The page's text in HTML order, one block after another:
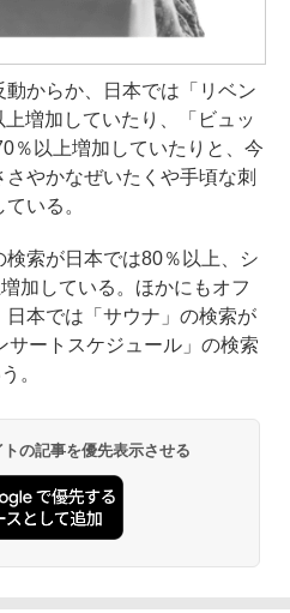
からか、日本では「リベン
増加していたり、「ビュッ
％以上増加していたりと、今
やかなぜいたくや手頃な刺
いる。
索が日本では80％以上、シ
加している。ほかにもオフ
本では「サウナ」の検索が
サートスケジュール」の検索
。
の記事を優先表示させる